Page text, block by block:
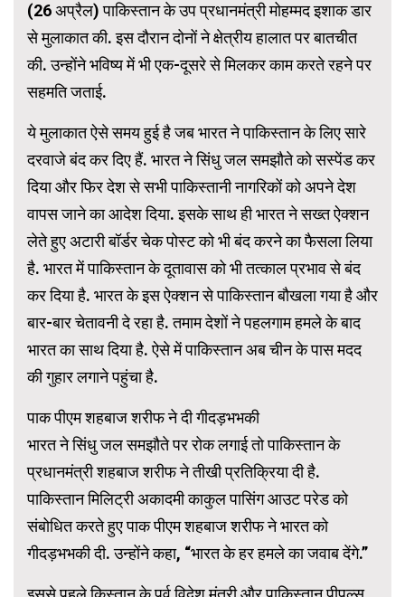
(26 अप्रैल) पाकिस्तान के उप प्रधानमंत्री मोहम्मद इशाक डार
से मुलाकात की. इस दौरान दोनों ने क्षेत्रीय हालात पर बातचीत
की. उन्होंने भविष्य में भी एक-दूसरे से मिलकर काम करते रहने पर
सहमति जताई.
ये मुलाकात ऐसे समय हुई है जब भारत ने पाकिस्तान के लिए सारे
दरवाजे बंद कर दिए हैं. भारत ने सिंधु जल समझौते को सस्पेंड कर
दिया और फिर देश से सभी पाकिस्तानी नागरिकों को अपने देश
वापस जाने का आदेश दिया. इसके साथ ही भारत ने सख्त ऐक्शन
लेते हुए अटारी बॉर्डर चेक पोस्ट को भी बंद करने का फैसला लिया
है. भारत में पाकिस्तान के दूतावास को भी तत्काल प्रभाव से बंद
कर दिया है. भारत के इस ऐक्शन से पाकिस्तान बौखला गया है और
बार-बार चेतावनी दे रहा है. तमाम देशों ने पहलगाम हमले के बाद
भारत का साथ दिया है. ऐसे में पाकिस्तान अब चीन के पास मदद
की गुहार लगाने पहुंचा है.
पाक पीएम शहबाज शरीफ ने दी गीदड़भभकी
भारत ने सिंधु जल समझौते पर रोक लगाई तो पाकिस्तान के
प्रधानमंत्री शहबाज शरीफ ने तीखी प्रतिक्रिया दी है.
पाकिस्तान मिलिट्री अकादमी काकुल पासिंग आउट परेड को
संबोधित करते हुए पाक पीएम शहबाज शरीफ ने भारत को
गीदड़भभकी दी. उन्होंने कहा, “भारत के हर हमले का जवाब देंगे.”